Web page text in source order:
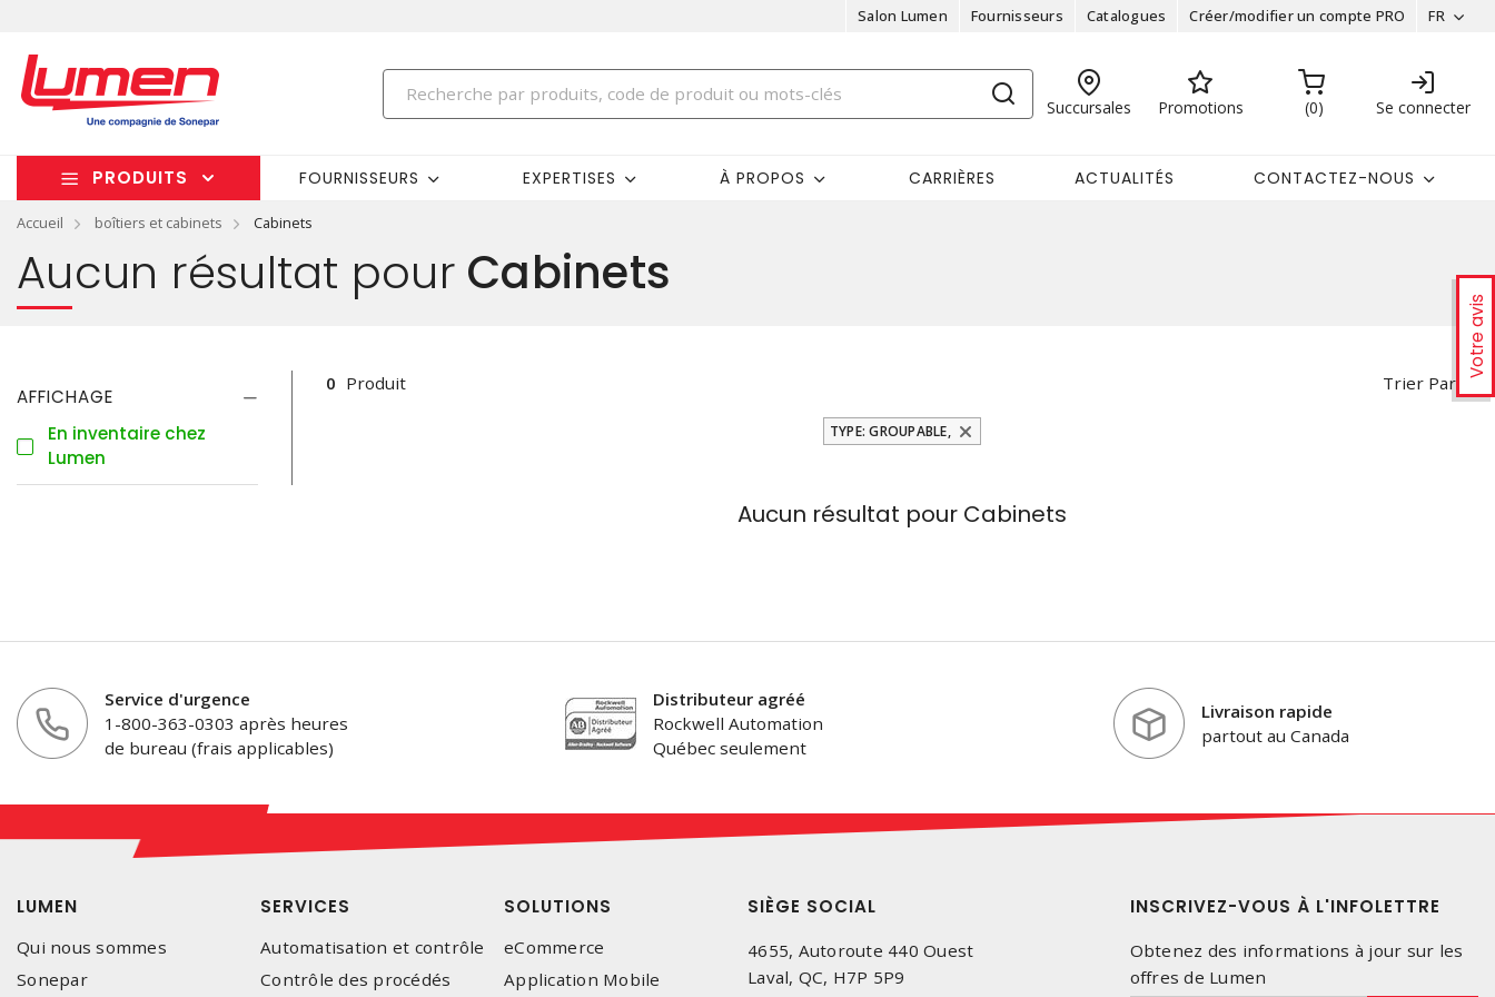
Salon Lumen Fournisseurs Catalogues Créer/modifier un compte PRO FR
Succursales Promotions 0 Se connecter
PRODUITS FOURNISSEURS EXPERTISES À PROPOS CARRIÈRES ACTUALITÉS CONTACTEZ-NOUS
Accueil boîtiers et cabinets Cabinets
Votre avis
Aucun résultat pour Cabinets
AFFICHAGE
En inventaire chez
Lumen
Trier Par
0 Produit
TYPE: GROUPABLE,
Aucun résultat pourCabinets
Service d'urgence
1-800-363-0303 après heures
de bureau (frais applicables)
Distributeur agréé
Rockwell Automation
Québec seulement
Livraison rapide
partout au Canada
LUMEN
Qui nous sommes
Sonepar
SERVICES
Automatisation et contrôle
Contrôle des procédés
SOLUTIONS
eCommerce
Application Mobile
SIÈGE SOCIAL
4655, Autoroute 440 Ouest
Laval, QC, H7P 5P9
INSCRIVEZ-VOUS À L'INFOLETTRE
Obtenez des informations à jour sur les
offres de Lumen